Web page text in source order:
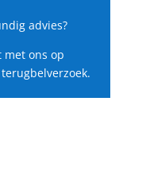
advies?
met ons op